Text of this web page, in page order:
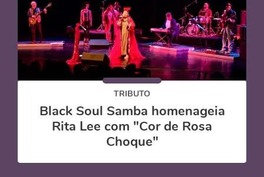
TRIBUTO
Black Soul Samba homenageia
Rita Lee com "Cor de Rosa
Choque"